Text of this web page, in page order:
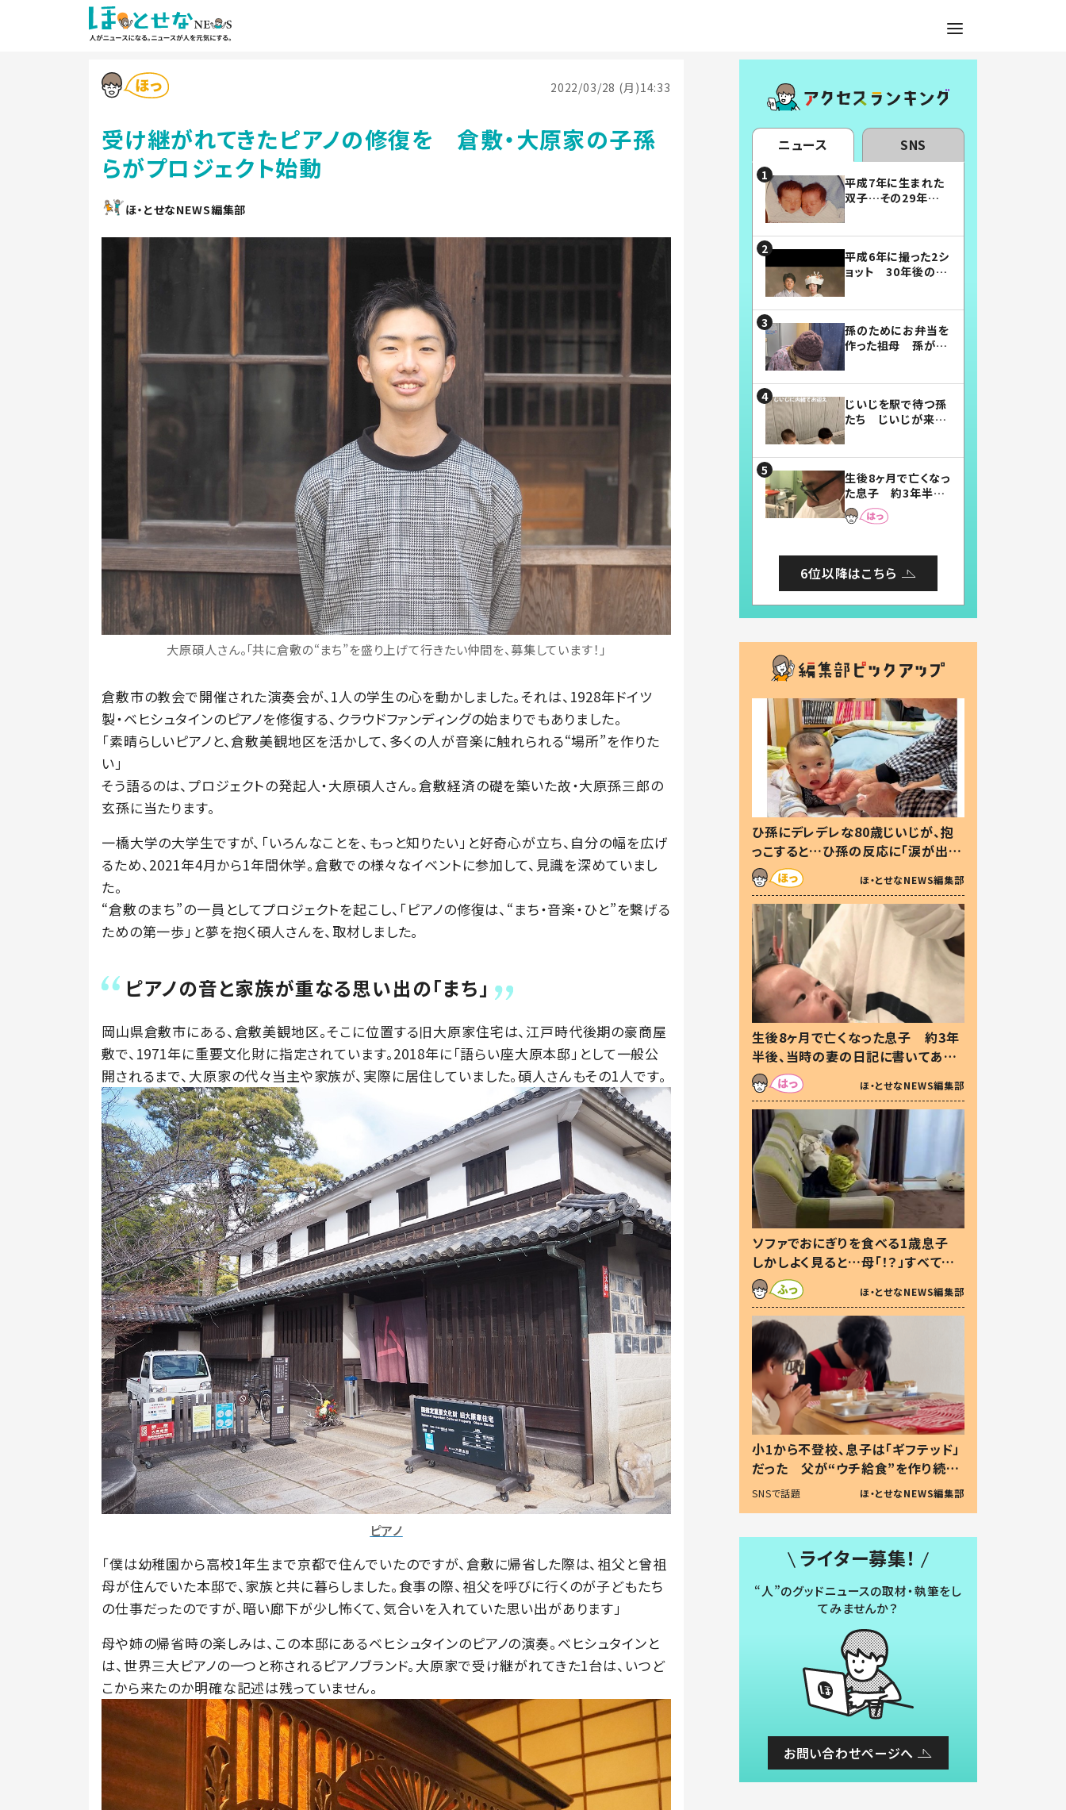
2022/03/28 (月)14:33
受け継がれてきたピアノの修復を 倉敷・大原家の子孫
らがプロジェクト始動
ほ・とせなNEWS編集部
大原碩人さん。「共に倉敷の“まち”を盛り上げて行きたい仲間を、募集しています！」
倉敷市の教会で開催された演奏会が、1人の学生の心を動かしました。それは、1928年ドイツ
製・ベヒシュタインのピアノを修復する、クラウドファンディングの始まりでもありました。
「素晴らしいピアノと、倉敷美観地区を活かして、多くの人が音楽に触れられる“場所”を作りた
い」
そう語るのは、プロジェクトの発起人・大原碩人さん。倉敷経済の礎を築いた故・大原孫三郎の
玄孫に当たります。
一橋大学の大学生ですが、「いろんなことを、もっと知りたい」と好奇心が立ち、自分の幅を広げ
るため、2021年4月から1年間休学。倉敷での様々なイベントに参加して、見識を深めていまし
た。
“倉敷のまち”の一員としてプロジェクトを起こし、「ピアノの修復は、“まち・音楽・ひと”を繋げる
ための第一歩」と夢を抱く碩人さんを、取材しました。
ピアノの音と家族が重なる思い出の「まち」
岡山県倉敷市にある、倉敷美観地区。そこに位置する旧大原家住宅は、江戸時代後期の豪商屋
敷で、1971年に重要文化財に指定されています。2018年に「語らい座大原本邸」として一般公
開されるまで、大原家の代々当主や家族が、実際に居住していました。碩人さんもその1人です。
ピアノ
「僕は幼稚園から高校1年生まで京都で住んでいたのですが、倉敷に帰省した際は、祖父と曾祖
母が住んでいた本邸で、家族と共に暮らしました。食事の際、祖父を呼びに行くのが子どもたち
の仕事だったのですが、暗い廊下が少し怖くて、気合いを入れていた思い出があります」
母や姉の帰省時の楽しみは、この本邸にあるベヒシュタインのピアノの演奏。ベヒシュタインと
は、世界三大ピアノの一つと称されるピアノブランド。大原家で受け継がれてきた1台は、いつど
こから来たのか明確な記述は残っていません。
ニュース SNS
平成7年に生まれた
双子…その29年後
平成6年に撮った2シ
ョット 30年後の姿
孫のためにお弁当を
作った祖母 孫が絶
じいじを駅で待つ孫
たち じいじが来た
まらない」「幸せにな
れる」
生後8ヶ月で亡くなっ
た息子 約3年半
後、当時の妻の日記
に書いてあった本音
6位以降はこちら
ひ孫にデレデレな80歳じいじが、抱
っこすると…ひ孫の反応に「涙が出ま
した」「可愛くて仕方ない」
ほ・とせなNEWS編集部
生後8ヶ月で亡くなった息子 約3年
半後、当時の妻の日記に書いてあっ
た本音とは
ほ・とせなNEWS編集部
ソファでおにぎりを食べる1歳息子
しかしよく見ると…母「！？」すべてを
察した母の投稿に「可愛いから許
す！」「現行犯〜」
ほ・とせなNEWS編集部
小1から不登校、息子は「ギフテッド」
だった 父が“ウチ給食”を作り続け
る理由とは #令和の親 #令和の子
SNSで話題 ほ・とせなNEWS編集部
ライター募集！
“人”のグッドニュースの取材・執筆をし
てみませんか？
お問い合わせページへ